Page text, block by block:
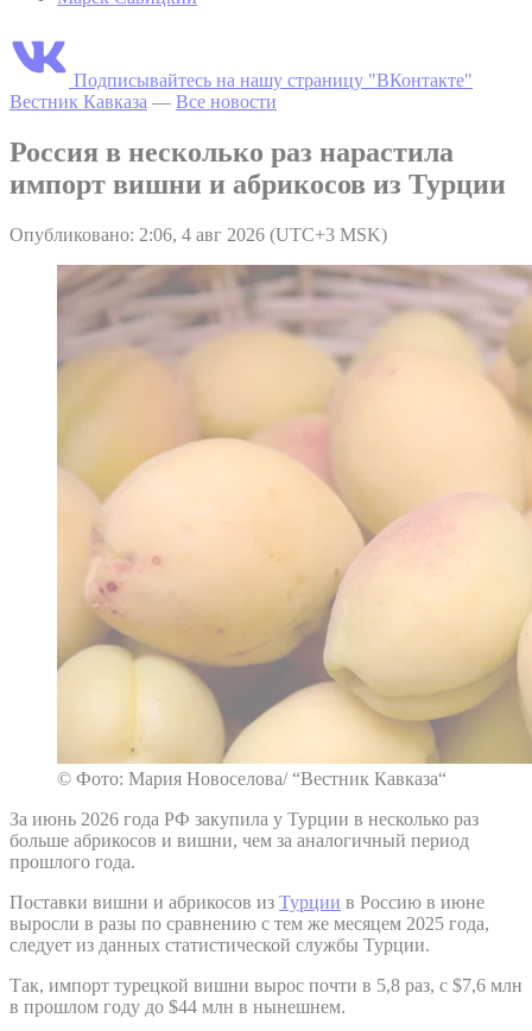
Подписывайтесь на нашу страницу "ВКонтакте"
Вестник Кавказа — Все новости
Россия в несколько раз нарастила
импорт вишни и абрикосов из Турции
Опубликовано: 2:06, 4 авг 2026 (UTC+3 MSK)
© Фото: Мария Новоселова/ “Вестник Кавказа“
За июнь 2026 года РФ закупила у Турции в несколько раз
больше абрикосов и вишни, чем за аналогичный период
прошлого года.
Поставки вишни и абрикосов из Турции в Россию в июне
выросли в разы по сравнению с тем же месяцем 2025 года,
следует из данных статистической службы Турции.
Так, импорт турецкой вишни вырос почти в 5,8 раз, с $7,6 млн
в прошлом году до $44 млн в нынешнем.